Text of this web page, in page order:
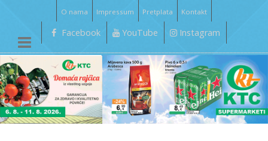
O nama Impressum Pretplata Kontakt
Facebook YouTube Instagram